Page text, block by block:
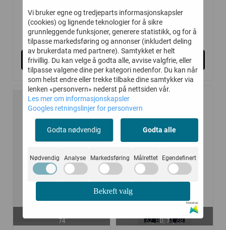
349,- 175,-
Kjøp
329,- 165,-
Kjøp
-50%
74
62, 80, 74, 68
Vi bruker egne og tredjeparts informasjonskapsler
(cookies) og lignende teknologier for å sikre
grunnleggende funksjoner, generere statistikk, og for å
tilpasse markedsføring og annonser (inkludert deling
av brukerdata med partnere). Samtykket er helt
frivillig. Du kan velge å godta alle, avvise valgfrie, eller
tilpasse valgene dine per kategori nedenfor. Du kan når
som helst endre eller trekke tilbake dine samtykker via
lenken «personvern» nederst på nettsiden vår.
Les mer om informasjonskapsler
Googles retningslinjer for personvern
Godta nødvendig Godta alle
Nødvendig Analyse Markedsføring Målrettet Egendefinert
Bekreft valg
Drevet av